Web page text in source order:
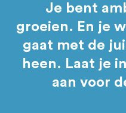
Je bent
groeien. En je
gaat met de
heen. Laat je
aan voor